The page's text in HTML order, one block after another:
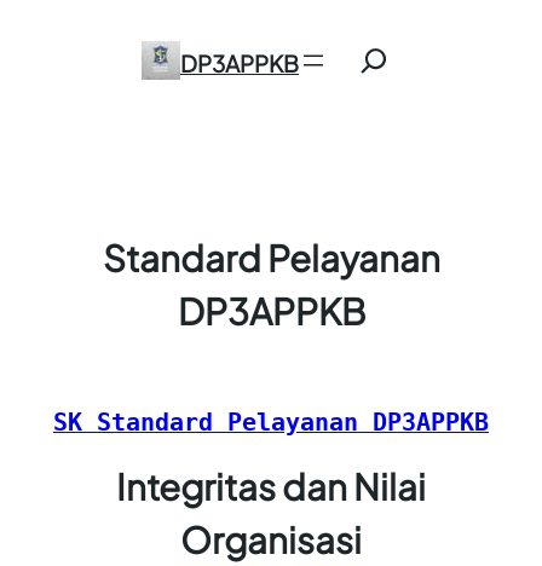
DP3APPKB
Standard Pelayanan
DP3APPKB
SK Standard Pelayanan DP3APPKB
Integritas dan Nilai
Organisasi